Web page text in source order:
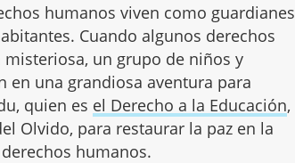
humanos viven como guardianes
Cuando algunos derechos
un grupo de niños y
en una grandiosa aventura para
quien es el Derecho a la Educación,
Olvido, para restaurar la paz en la
humanos.